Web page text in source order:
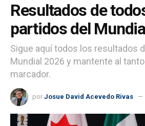
Resultados de
partidos del
Sigue aquí todos los resultados
Mundial 2026 y mantente al
marcador.
por Josue David Acevedo Rivas